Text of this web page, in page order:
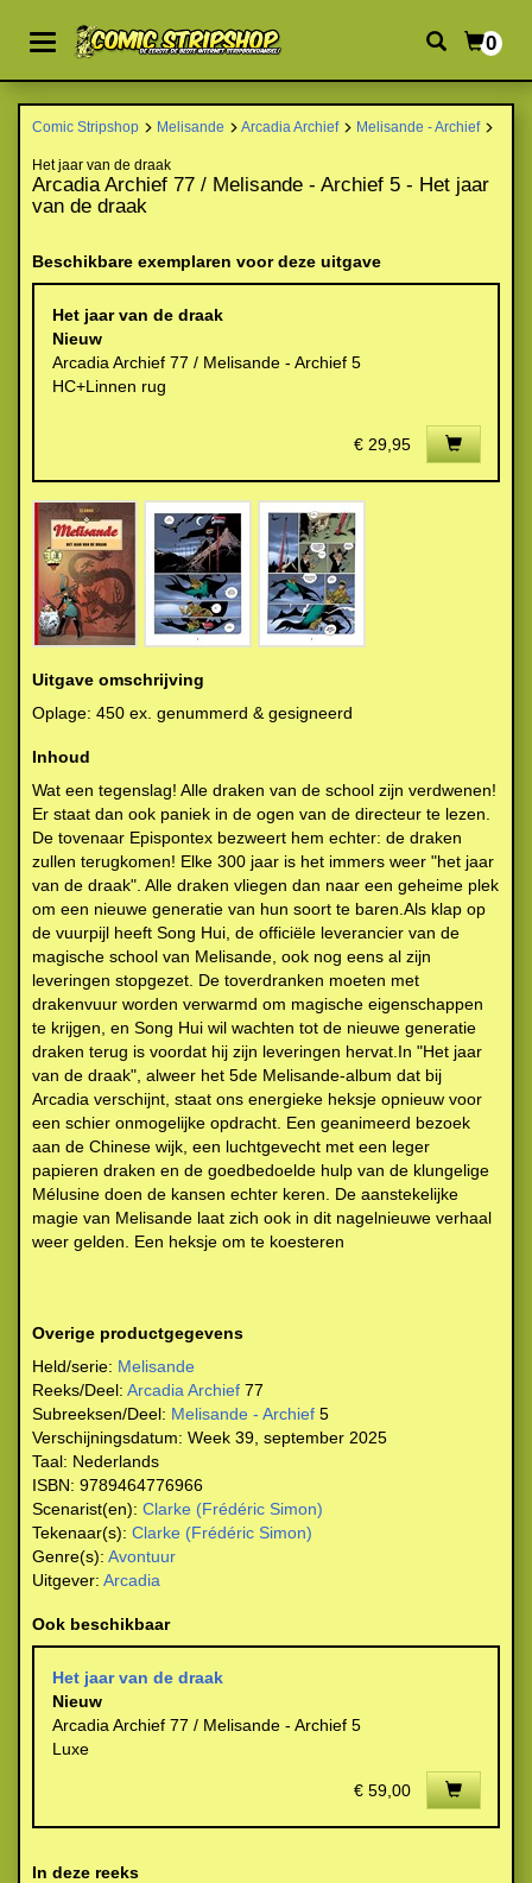
0
Comic Stripshop Melisande Arcadia Archief Melisande - Archief
Het jaar van de draak
Arcadia Archief 77 / Melisande - Archief 5 - Het jaar
van de draak
Beschikbare exemplaren voor deze uitgave
Het jaar van de draak
Nieuw
Arcadia Archief 77 / Melisande - Archief 5
HC+Linnen rug
€ 29,95
Uitgave omschrijving
Oplage: 450 ex. genummerd & gesigneerd
Inhoud
Wat een tegenslag! Alle draken van de school zijn verdwenen!
Er staat dan ook paniek in de ogen van de directeur te lezen.
De tovenaar Epispontex bezweert hem echter: de draken
zullen terugkomen! Elke 300 jaar is het immers weer "het jaar
van de draak". Alle draken vliegen dan naar een geheime plek
om een nieuwe generatie van hun soort te baren.Als klap op
de vuurpijl heeft Song Hui, de officiële leverancier van de
magische school van Melisande, ook nog eens al zijn
leveringen stopgezet. De toverdranken moeten met
drakenvuur worden verwarmd om magische eigenschappen
te krijgen, en Song Hui wil wachten tot de nieuwe generatie
draken terug is voordat hij zijn leveringen hervat.In "Het jaar
van de draak", alweer het 5de Melisande-album dat bij
Arcadia verschijnt, staat ons energieke heksje opnieuw voor
een schier onmogelijke opdracht. Een geanimeerd bezoek
aan de Chinese wijk, een luchtgevecht met een leger
papieren draken en de goedbedoelde hulp van de klungelige
Mélusine doen de kansen echter keren. De aanstekelijke
magie van Melisande laat zich ook in dit nagelnieuwe verhaal
weer gelden. Een heksje om te koesteren
Overige productgegevens
Held/serie: Melisande
Reeks/Deel: Arcadia Archief 77
Subreeksen/Deel: Melisande - Archief 5
Verschijningsdatum: Week 39, september 2025
Taal: Nederlands
ISBN: 9789464776966
Scenarist(en): Clarke (Frédéric Simon)
Tekenaar(s): Clarke (Frédéric Simon)
Genre(s): Avontuur
Uitgever: Arcadia
Ook beschikbaar
Het jaar van de draak
Nieuw
Arcadia Archief 77 / Melisande - Archief 5
Luxe
€ 59,00
In deze reeks